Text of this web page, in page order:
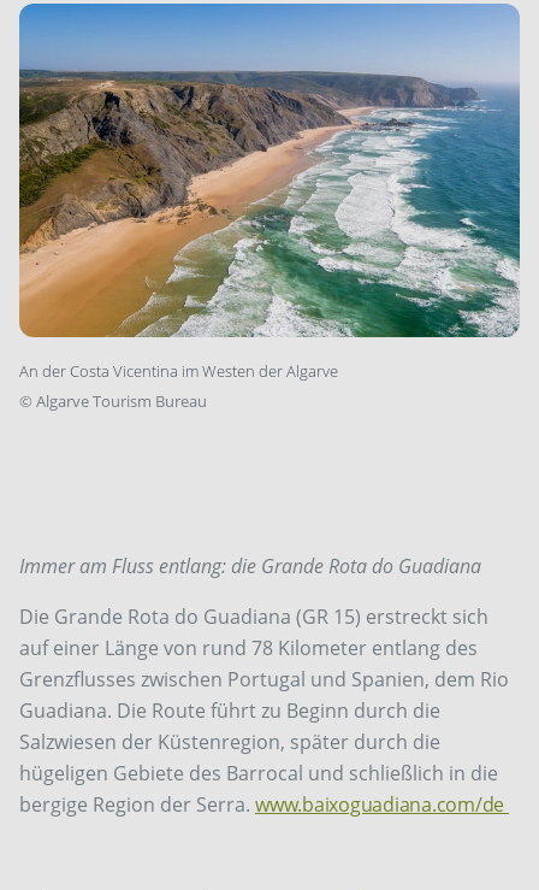
An der Costa Vicentina im Westen der Algarve
© Algarve Tourism Bureau
Immer am Fluss entlang: die Grande Rota do Guadiana
Die Grande Rota do Guadiana (GR 15) erstreckt sich
auf einer Länge von rund 78 Kilometer entlang des
Grenzflusses zwischen Portugal und Spanien, dem Rio
Guadiana. Die Route führt zu Beginn durch die
Salzwiesen der Küstenregion, später durch die
hügeligen Gebiete des Barrocal und schließlich in die
bergige Region der Serra. www.baixoguadiana.com/de